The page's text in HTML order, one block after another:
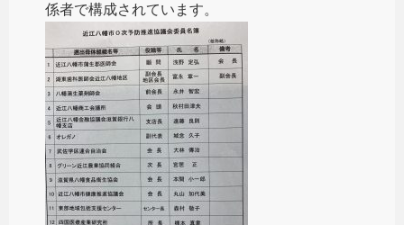
係者で構成されています。